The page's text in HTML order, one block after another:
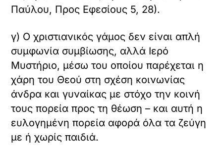
Παύλου, Προς Εφεσίους 5, 28).
γ) Ο χριστιανικός γάμος δεν είναι απλή
συμφωνία συμβίωσης, αλλά Ιερό
Μυστήριο, μέσω του οποίου παρέχεται η
χάρη του Θεού στη σχέση κοινωνίας
άνδρα και γυναίκας με στόχο την κοινή
τους πορεία προς τη θέωση – και αυτή η
ευλογημένη πορεία αφορά όλα τα ζεύγη
με ή χωρίς παιδιά.